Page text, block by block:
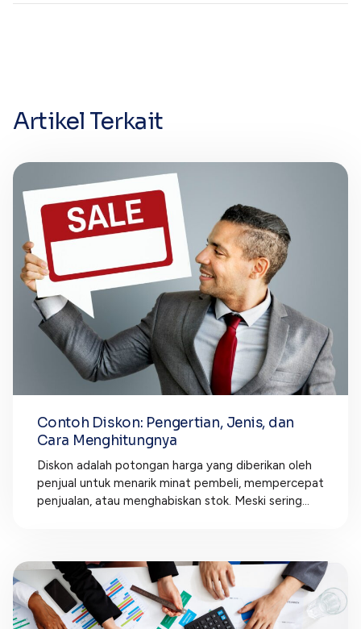
Artikel Terkait
Contoh Diskon: Pengertian, Jenis, dan
Cara Menghitungnya
Diskon adalah potongan harga yang diberikan oleh
penjual untuk menarik minat pembeli, mempercepat
penjualan, atau menghabiskan stok. Meski sering...